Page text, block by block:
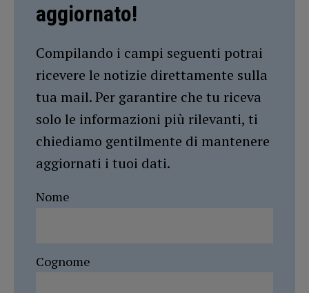
aggiornato!
Compilando i campi seguenti potrai
ricevere le notizie direttamente sulla
tua mail. Per garantire che tu riceva
solo le informazioni più rilevanti, ti
chiediamo gentilmente di mantenere
aggiornati i tuoi dati.
Nome
Cognome